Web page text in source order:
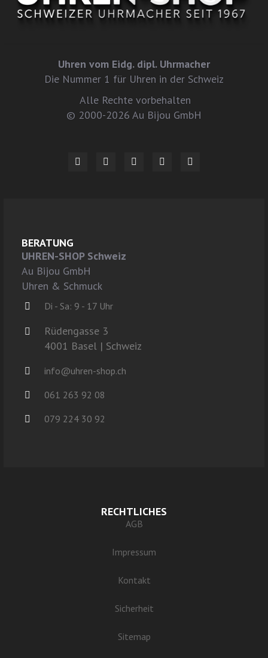
Uhren vom Eidg. dipl. Uhrmacher
Die Nummer 1 für Uhren in der Schweiz
Alle Rechte vorbehalten
© 2000-2026 Au Bijou GmbH
BERATUNG
UHREN-SHOP Schweiz
Au Bijou GmbH
Uhren & Schmuck
Di - Sa: 9 - 17 Uhr
Rüdengasse 3
4001 Basel | Schweiz
info@uhren-shop.ch
061 263 92 08
079 224 30 92
RECHTLICHES
AGB
Impressum
Kontakt
Sicherheit
Sitemap